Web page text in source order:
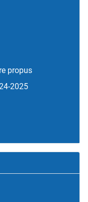
propus
2025